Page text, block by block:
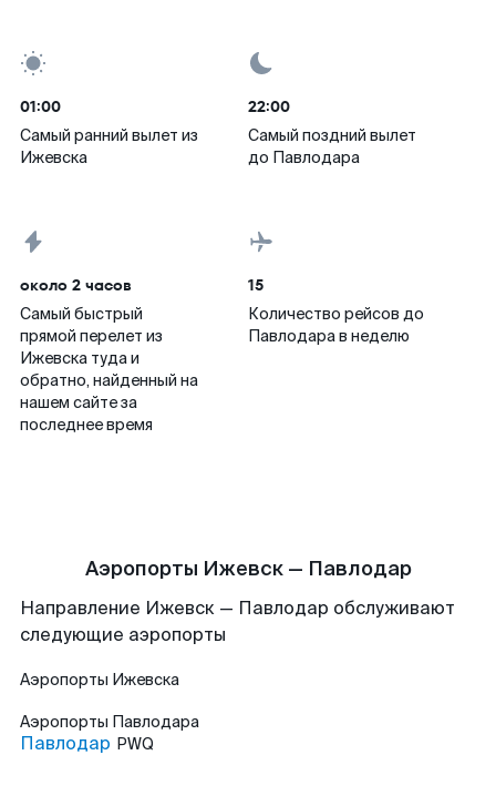
01:00
Самый ранний вылет из
Ижевска
22:00
Самый поздний вылет
до Павлодара
около 2 часов
Самый быстрый
прямой перелет из
Ижевска туда и
обратно, найденный на
нашем сайте за
последнее время
15
Количество рейсов до
Павлодара в неделю
Аэропорты Ижевск — Павлодар
Направление Ижевск — Павлодар обслуживают
следующие аэропорты
Аэропорты Ижевска
Аэропорты Павлодара
Павлодар PWQ